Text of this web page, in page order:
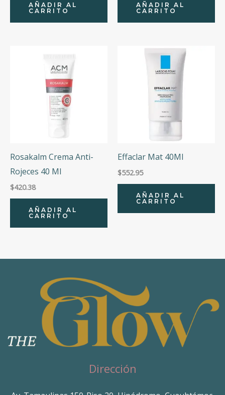
AÑADIR AL
CARRITO
AÑADIR AL
CARRITO
Rosakalm Crema Anti-
Rojeces 40 Ml
$420.38
AÑADIR AL
CARRITO
Effaclar Mat 40Ml
$552.95
AÑADIR AL
CARRITO
Dirección